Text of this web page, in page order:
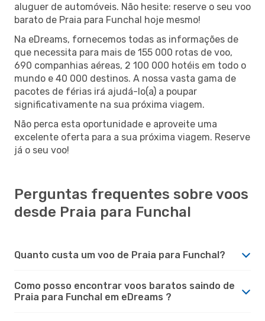
aluguer de automóveis. Não hesite: reserve o seu voo
barato de Praia para Funchal hoje mesmo!
Na eDreams, fornecemos todas as informações de
que necessita para mais de 155 000 rotas de voo,
690 companhias aéreas, 2 100 000 hotéis em todo o
mundo e 40 000 destinos. A nossa vasta gama de
pacotes de férias irá ajudá-lo(a) a poupar
significativamente na sua próxima viagem.
Não perca esta oportunidade e aproveite uma
excelente oferta para a sua próxima viagem. Reserve
já o seu voo!
Perguntas frequentes sobre voos
desde Praia para Funchal
Quanto custa um voo de Praia para Funchal?
Como posso encontrar voos baratos saindo de
Praia para Funchal em eDreams ?